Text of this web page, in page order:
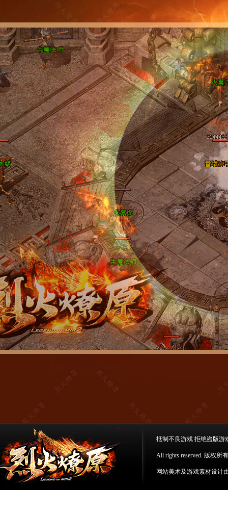
抵制不良游戏 拒绝盗版游
All rights reserved. 版权所
网站美术及游戏素材设计